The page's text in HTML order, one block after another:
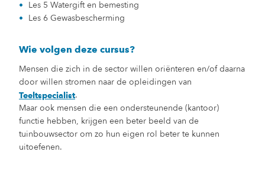
Les 5 Watergift en bemesting
Les 6 Gewasbescherming
Wie volgen deze cursus?
Mensen die zich in de sector willen oriënteren en/of daarna
door willen stromen naar de opleidingen van
Teeltspecialist.
Maar ook mensen die een ondersteunende (kantoor)
functie hebben, krijgen een beter beeld van de
tuinbouwsector om zo hun eigen rol beter te kunnen
uitoefenen.